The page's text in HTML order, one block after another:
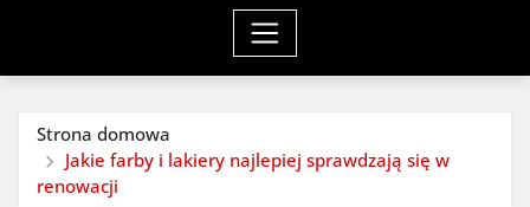
Strona domowa
Jakie farby i lakiery najlepiej sprawdzają się w
renowacji